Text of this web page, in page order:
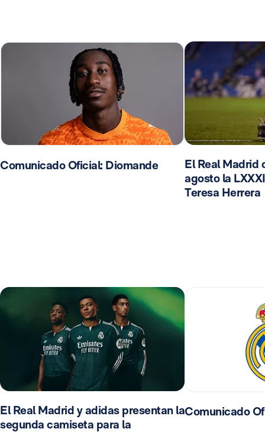
Comunicado Oficial: Diomande
El Real Madrid
agosto la
Teresa Herrera
El Real Madrid y adidas presentan la
segunda camiseta para la
Comunicado